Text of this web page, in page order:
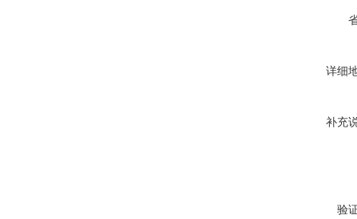
详细
补充
验